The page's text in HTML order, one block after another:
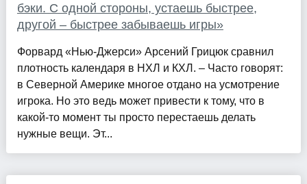
бэки. С одной стороны, устаешь быстрее,
другой – быстрее забываешь игры»
Форвард «Нью-Джерси» Арсений Грицюк сравнил
плотность календаря в НХЛ и КХЛ. – Часто говорят:
в Северной Америке многое отдано на усмотрение
игрока. Но это ведь может привести к тому, что в
какой-то момент ты просто перестаешь делать
нужные вещи. Эт...